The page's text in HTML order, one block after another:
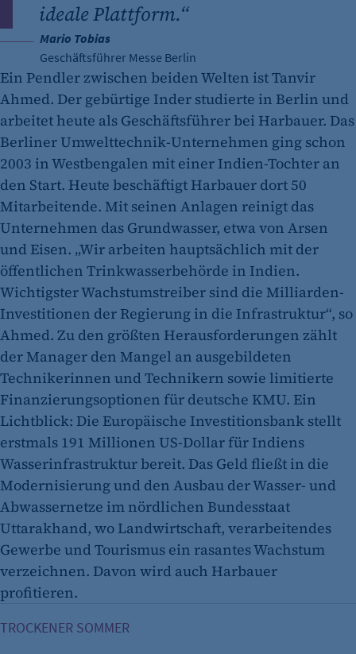
ideale Plattform.“
Mario Tobias
Geschäftsführer Messe Berlin
Ein Pendler zwischen beiden Welten ist Tanvir
Ahmed. Der gebürtige Inder studierte in Berlin und
arbeitet heute als Geschäftsführer bei Harbauer. Das
Berliner Umwelttechnik-Unternehmen ging schon
2003 in Westbengalen mit einer Indien-Tochter an
den Start. Heute beschäftigt Harbauer dort 50
Mitarbeitende. Mit seinen Anlagen reinigt das
Unternehmen das Grundwasser, etwa von Arsen
und Eisen. „Wir arbeiten hauptsächlich mit der
öffentlichen Trinkwasserbehörde in Indien.
Wichtigster Wachstumstreiber sind die Milliarden-
Investitionen der Regierung in die Infrastruktur“, so
Ahmed. Zu den größten Herausforderungen zählt
der Manager den Mangel an ausgebildeten
Technikerinnen und Technikern sowie limitierte
Finanzierungsoptionen für deutsche KMU. Ein
Lichtblick: Die Europäische Investitionsbank stellt
erstmals 191 Millionen US-Dollar für Indiens
Wasserinfrastruktur bereit. Das Geld fließt in die
Modernisierung und den Ausbau der Wasser- und
Abwassernetze im nördlichen Bundesstaat
Uttarakhand, wo Landwirtschaft, verarbeitendes
Gewerbe und Tourismus ein rasantes Wachstum
verzeichnen. Davon wird auch Harbauer
profitieren.
TROCKENER SOMMER